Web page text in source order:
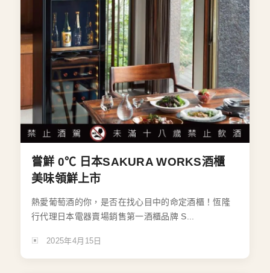
嘗鮮 0℃ 日本SAKURA WORKS酒櫃
美味領鮮上市
熱愛葡萄酒的你，是否在找心目中的命定酒櫃！恆隆
行代理日本電器賣場銷售第一酒櫃品牌 S...
2025年4月15日